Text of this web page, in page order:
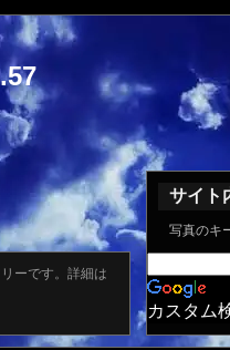
ーです。詳細は
サイト
写真のキ
カスタム